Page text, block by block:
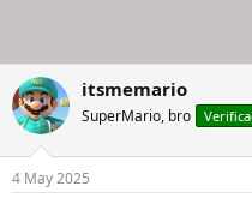
itsmemario
SuperMario, bro
4 May 2025